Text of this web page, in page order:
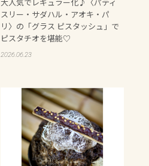
スリー・サダハル・アオキ・パ
リ〉の「グラス ピスタッシュ」で
ピスタチオを堪能♡
2026.06.23